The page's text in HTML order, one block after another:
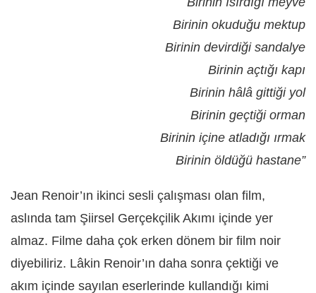
Birinin okuduğu mektup
Birinin devirdiği sandalye
Birinin açtığı kapı
Birinin hâlâ gittiği yol
Birinin geçtiği orman
Birinin içine atladığı ırmak
Birinin öldüğü hastane”
Jean Renoir’ın ikinci sesli çalışması olan film,
aslında tam Şiirsel Gerçekçilik Akımı içinde yer
almaz. Filme daha çok erken dönem bir film noir
diyebiliriz. Lâkin Renoir’ın daha sonra çektiği ve
akım içinde sayılan eserlerinde kullandığı kimi